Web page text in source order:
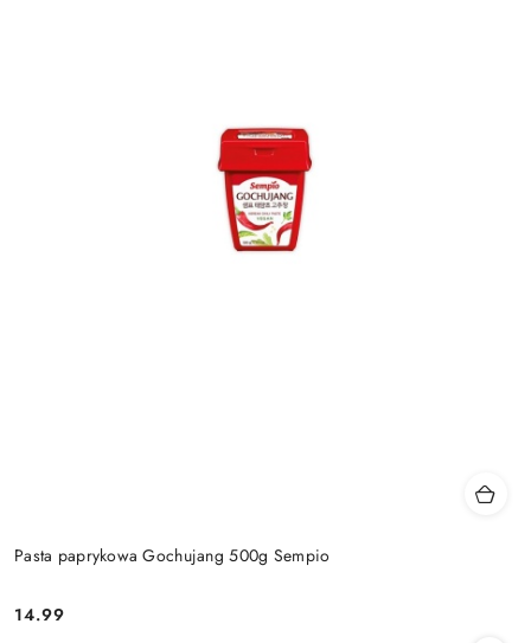
Pasta paprykowa Gochujang 500g Sempio
Cena:
14.99